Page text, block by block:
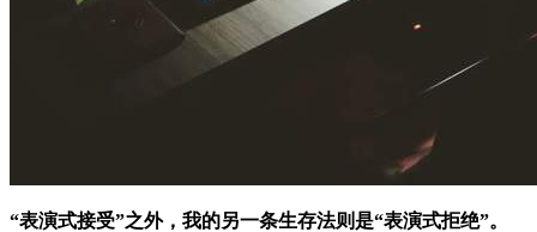
“表演式接受”之外，我的另一条生存法则是“表演式拒绝”。